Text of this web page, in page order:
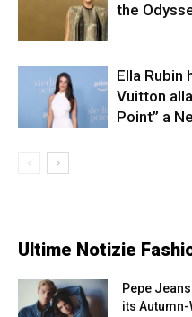
the
Ella Rubin
Vuitton
Point” a
Ultime Notizie
Pepe
its Autumn-